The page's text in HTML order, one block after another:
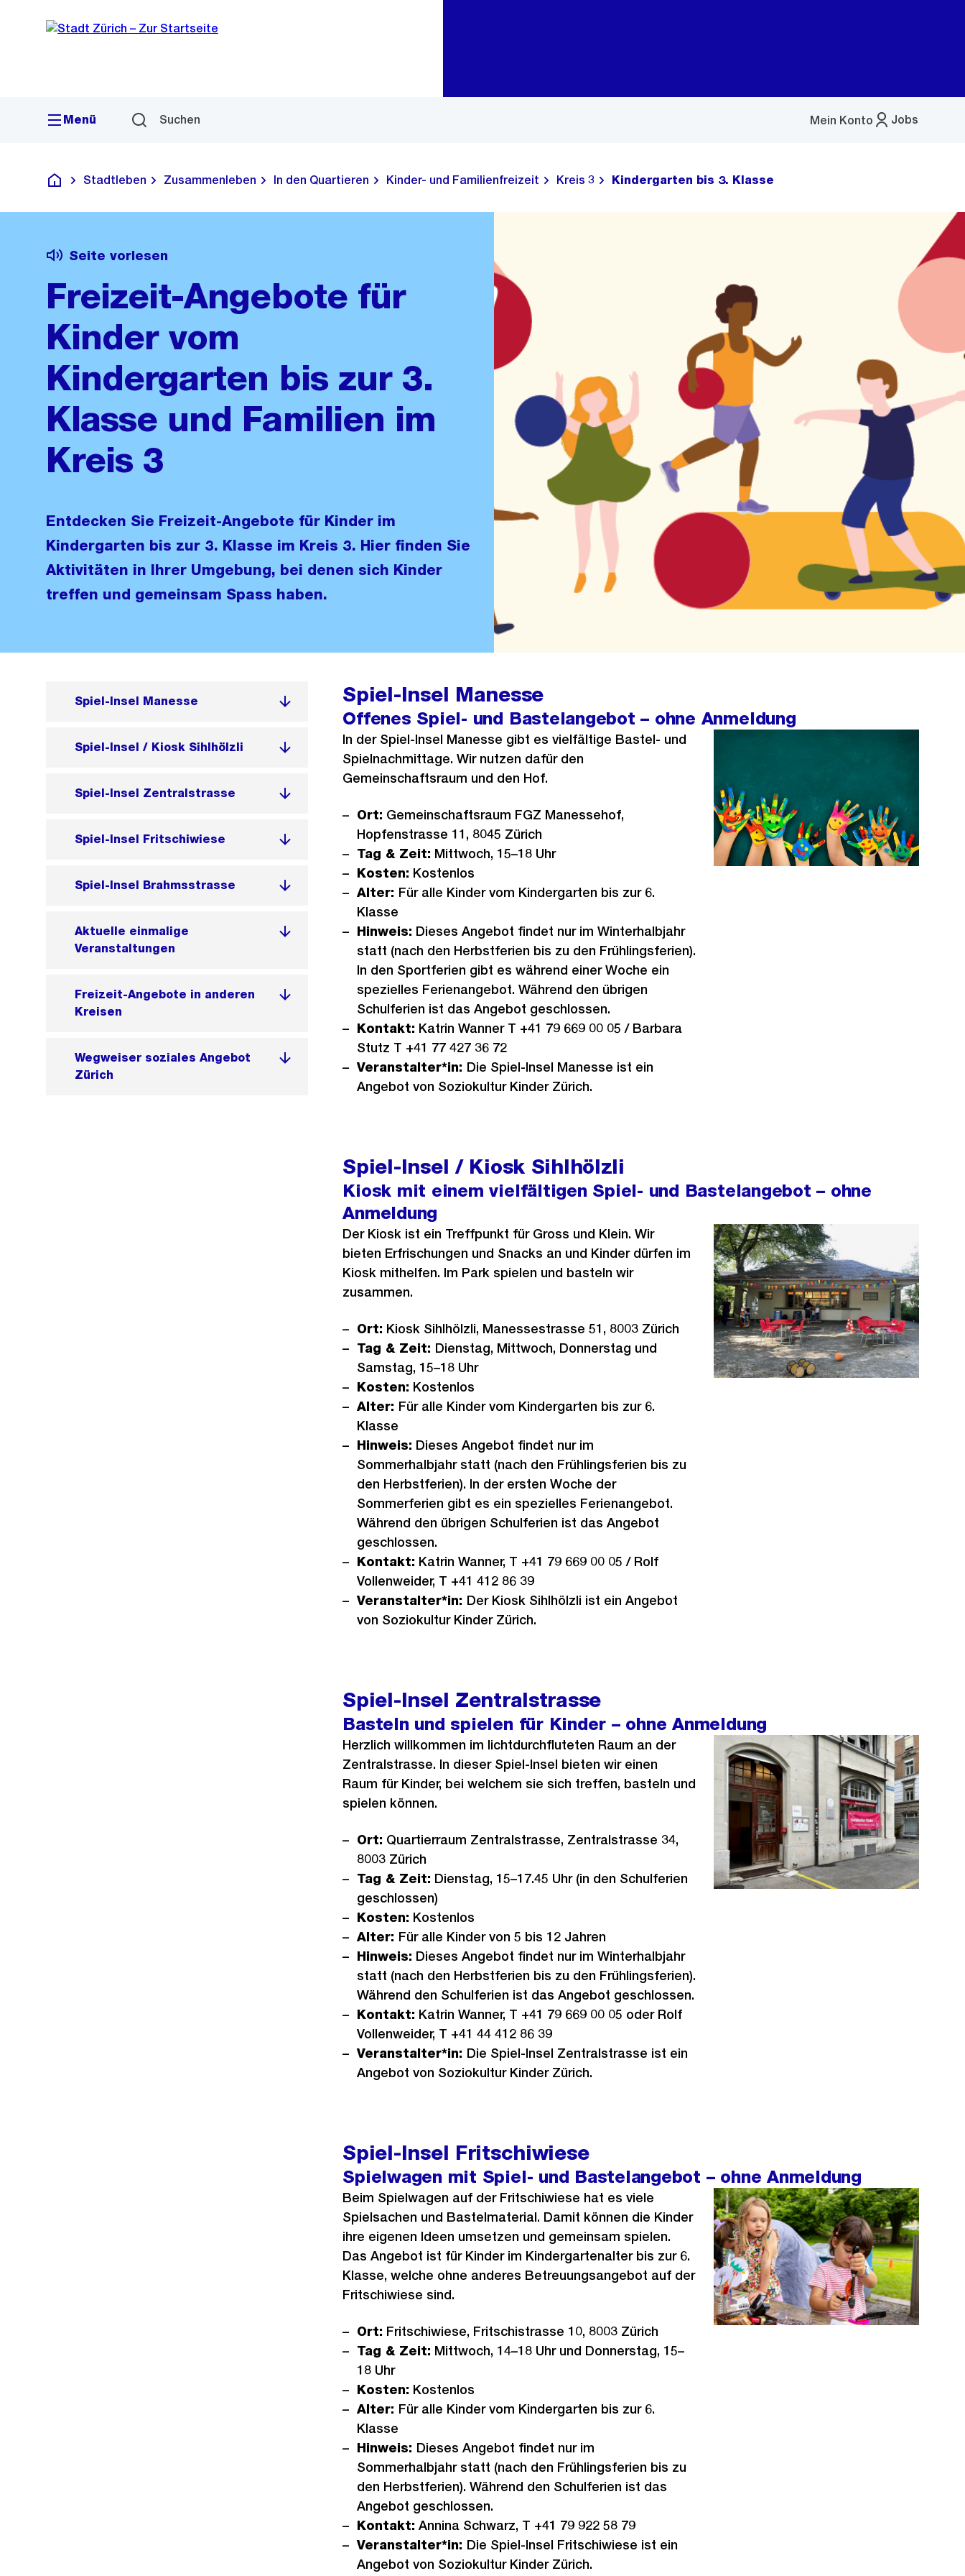
Navigation
Sprunglink
Menü Suchen Jobs
Mein Konto
Menü
Deutsch
Stadtleben Zusammenleben In den Quartieren Kinder- und Familienfreizeit Kreis 3 Kindergarten bis 3. Klasse
Seite vorlesen
Freizeit-Angebote für
Kinder vom
Kindergarten bis zur 3.
Klasse und Familien im
Kreis 3
Entdecken Sie Freizeit-Angebote für Kinder im
Kindergarten bis zur 3. Klasse im Kreis 3. Hier finden Sie
Aktivitäten in Ihrer Umgebung, bei denen sich Kinder
treffen und gemeinsam Spass haben.
Spiel-Insel Manesse
Spiel-Insel / Kiosk Sihlhölzli
Spiel-Insel Zentralstrasse
Spiel-Insel Fritschiwiese
Spiel-Insel Brahmsstrasse
Aktuelle einmalige
Veranstaltungen
Freizeit-Angebote in anderen
Kreisen
Wegweiser soziales Angebot
Zürich
Spiel-Insel Manesse
Offenes Spiel- und Bastelangebot – ohne Anmeldung
In der Spiel-Insel Manesse gibt es vielfältige Bastel- und
Spielnachmittage. Wir nutzen dafür den
Gemeinschaftsraum und den Hof.
Ort: Gemeinschaftsraum FGZ Manessehof,
Hopfenstrasse 11, 8045 Zürich
Tag & Zeit: Mittwoch, 15–18 Uhr
Kosten: Kostenlos
Alter: Für alle Kinder vom Kindergarten bis zur 6.
Klasse
Hinweis: Dieses Angebot findet nur im Winterhalbjahr
statt (nach den Herbstferien bis zu den Frühlingsferien).
In den Sportferien gibt es während einer Woche ein
spezielles Ferienangebot. Während den übrigen
Schulferien ist das Angebot geschlossen.
Kontakt: Katrin Wanner T +41 79 669 00 05 / Barbara
Stutz T +41 77 427 36 72
Veranstalter*in: Die Spiel-Insel Manesse ist ein
Angebot von Soziokultur Kinder Zürich.
Spiel-Insel / Kiosk Sihlhölzli
Kiosk mit einem vielfältigen Spiel- und Bastelangebot – ohne
Anmeldung
Der Kiosk ist ein Treffpunkt für Gross und Klein. Wir
bieten Erfrischungen und Snacks an und Kinder dürfen im
Kiosk mithelfen. Im Park spielen und basteln wir
zusammen.
Ort: Kiosk Sihlhölzli, Manessestrasse 51, 8003 Zürich
Tag & Zeit: Dienstag, Mittwoch, Donnerstag und
Samstag, 15–18 Uhr
Kosten: Kostenlos
Alter: Für alle Kinder vom Kindergarten bis zur 6.
Klasse
Hinweis: Dieses Angebot findet nur im
Sommerhalbjahr statt (nach den Frühlingsferien bis zu
den Herbstferien). In der ersten Woche der
Sommerferien gibt es ein spezielles Ferienangebot.
Während den übrigen Schulferien ist das Angebot
geschlossen.
Kontakt: Katrin Wanner, T +41 79 669 00 05 / Rolf
Vollenweider, T +41 412 86 39
Veranstalter*in: Der Kiosk Sihlhölzli ist ein Angebot
von Soziokultur Kinder Zürich.
Spiel-Insel Zentralstrasse
Basteln und spielen für Kinder – ohne Anmeldung
Herzlich willkommen im lichtdurchfluteten Raum an der
Zentralstrasse. In dieser Spiel-Insel bieten wir einen
Raum für Kinder, bei welchem sie sich treffen, basteln und
spielen können.
Ort: Quartierraum Zentralstrasse, Zentralstrasse 34,
8003 Zürich
Tag & Zeit: Dienstag, 15–17.45 Uhr (in den Schulferien
geschlossen)
Kosten: Kostenlos
Alter: Für alle Kinder von 5 bis 12 Jahren
Hinweis: Dieses Angebot findet nur im Winterhalbjahr
statt (nach den Herbstferien bis zu den Frühlingsferien).
Während den Schulferien ist das Angebot geschlossen.
Kontakt: Katrin Wanner, T +41 79 669 00 05 oder Rolf
Vollenweider, T +41 44 412 86 39
Veranstalter*in: Die Spiel-Insel Zentralstrasse ist ein
Angebot von Soziokultur Kinder Zürich.
Spiel-Insel Fritschiwiese
Spielwagen mit Spiel- und Bastelangebot – ohne Anmeldung
Beim Spielwagen auf der Fritschiwiese hat es viele
Spielsachen und Bastelmaterial. Damit können die Kinder
ihre eigenen Ideen umsetzen und gemeinsam spielen.
Das Angebot ist für Kinder im Kindergartenalter bis zur 6.
Klasse, welche ohne anderes Betreuungsangebot auf der
Fritschiwiese sind.
Ort: Fritschiwiese, Fritschistrasse 10, 8003 Zürich
Tag & Zeit: Mittwoch, 14–18 Uhr und Donnerstag, 15–
18 Uhr
Kosten: Kostenlos
Alter: Für alle Kinder vom Kindergarten bis zur 6.
Klasse
Hinweis: Dieses Angebot findet nur im
Sommerhalbjahr statt (nach den Frühlingsferien bis zu
den Herbstferien). Während den Schulferien ist das
Angebot geschlossen.
Kontakt: Annina Schwarz, T +41 79 922 58 79
Veranstalter*in: Die Spiel-Insel Fritschiwiese ist ein
Angebot von Soziokultur Kinder Zürich.